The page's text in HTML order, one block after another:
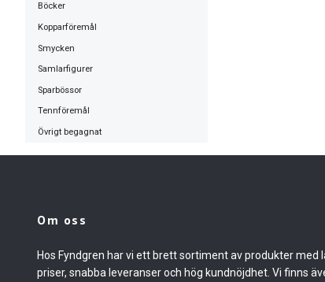
Böcker
Kopparföremål
Smycken
Samlarfigurer
Sparbössor
Tennföremål
Övrigt begagnat
Om oss
Hos Fyndgren har vi ett brett sortiment av produkter med
priser, snabba leveranser och hög kundnöjdhet. Vi finns